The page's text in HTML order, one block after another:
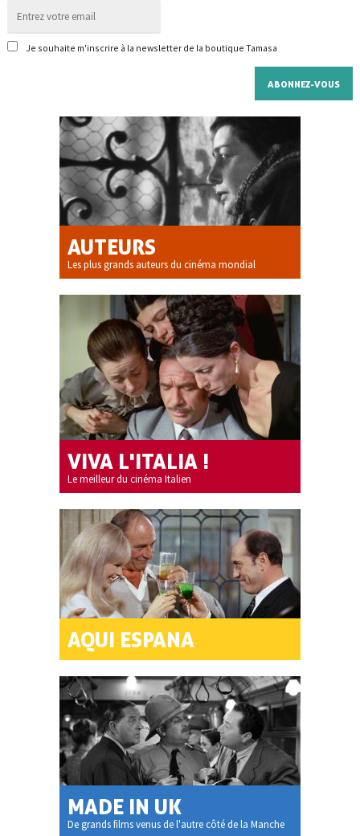
Je souhaite m'inscrire à la newsletter de la boutique Tamasa
AUTEURS
Les plus grands auteurs du cinéma mondial
VIVA L'ITALIA !
Le meilleur du cinéma Italien
AQUI ESPANA
MADE IN UK
De grands films venus de l'autre côté de la Manche